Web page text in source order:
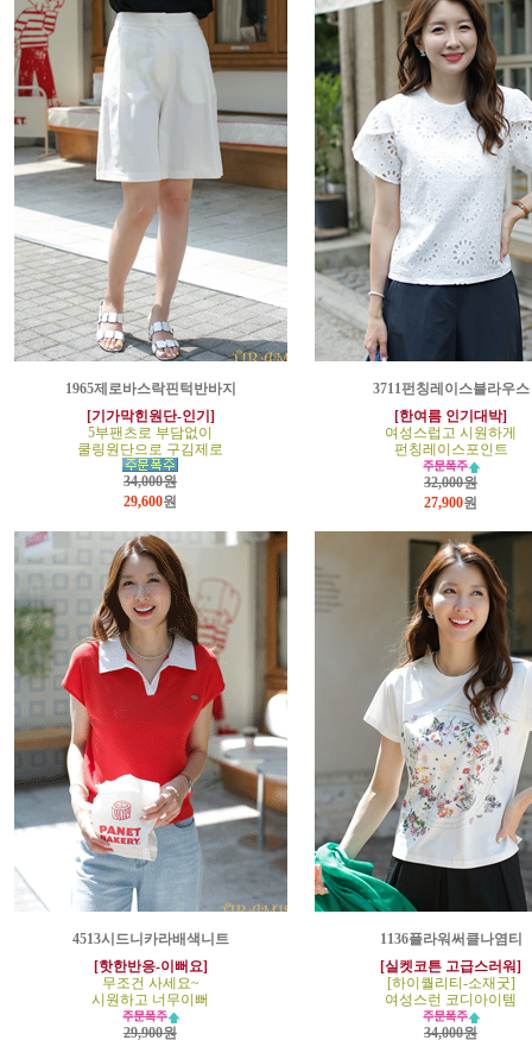
1965제로바스락핀턱반바지
[기가막힌원단-인기]
5부팬츠로 부담없이
쿨링원단으로 구김제로
34,000원
29,600원
3711펀칭레이스블라우스
[한여름 인기대박]
여성스럽고 시원하게
펀칭레이스포인트
32,000원
27,900원
4513시드니카라배색니트
[핫한반응-이뻐요]
무조건 사세요~
시원하고 너무이뻐
29,900원
1136플라워써클나염티
[실켓코튼 고급스러워]
[하이퀄리티-소재굿]
여성스런 코디아이템
34,000원